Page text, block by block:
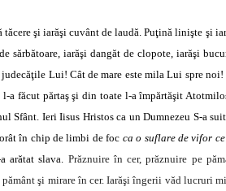
şi iarăşi cuvânt de laudă. Puţină linişte şi
sărbătoare, iarăşi dangăt de clopote, iarăşi
Lui! Cât de mare este mila Lui spre noi!
a făcut părtaş şi din toate l-a împărtăşit
Sfânt. Ieri Iisus Hristos ca un Dumnezeu S-a
în chip de limbi de foc ca o suflare de vifor
arătat slava. Prăznuire în cer, prăznuire pe
şi mirare în cer. Iarăşi îngerii văd lucruri